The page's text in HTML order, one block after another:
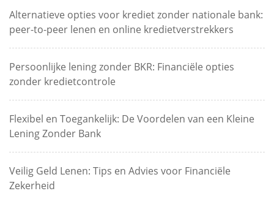
Alternatieve opties voor krediet zonder nationale bank:
peer-to-peer lenen en online kredietverstrekkers
Persoonlijke lening zonder BKR: Financiële opties
zonder kredietcontrole
Flexibel en Toegankelijk: De Voordelen van een Kleine
Lening Zonder Bank
Veilig Geld Lenen: Tips en Advies voor Financiële
Zekerheid